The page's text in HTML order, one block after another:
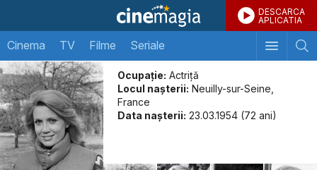
DESCARCA
APLICATIA
Cinema TV Filme Seriale
Ocupație: Actriță
Locul naşterii: Neuilly-sur-Seine,
France
Data naşterii: 23.03.1954 (72 ani)